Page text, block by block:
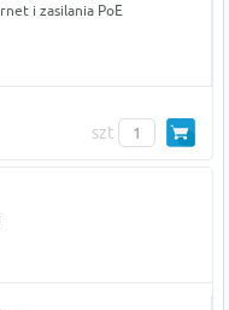
i zasilania PoE
szt